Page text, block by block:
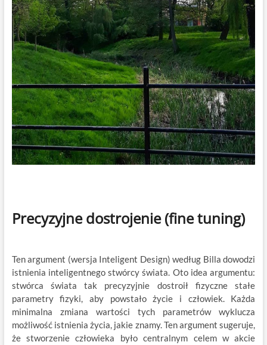
Precyzyjne dostrojenie (fine tuning)
Ten argument (wersja Inteligent Design) według Billa dowodzi
istnienia inteligentnego stwórcy świata. Oto idea argumentu:
stwórca świata tak precyzyjnie dostroił fizyczne stałe
parametry fizyki, aby powstało życie i człowiek. Każda
minimalna zmiana wartości tych parametrów wyklucza
możliwość istnienia życia, jakie znamy. Ten argument sugeruje,
że stworzenie człowieka było centralnym celem w akcie